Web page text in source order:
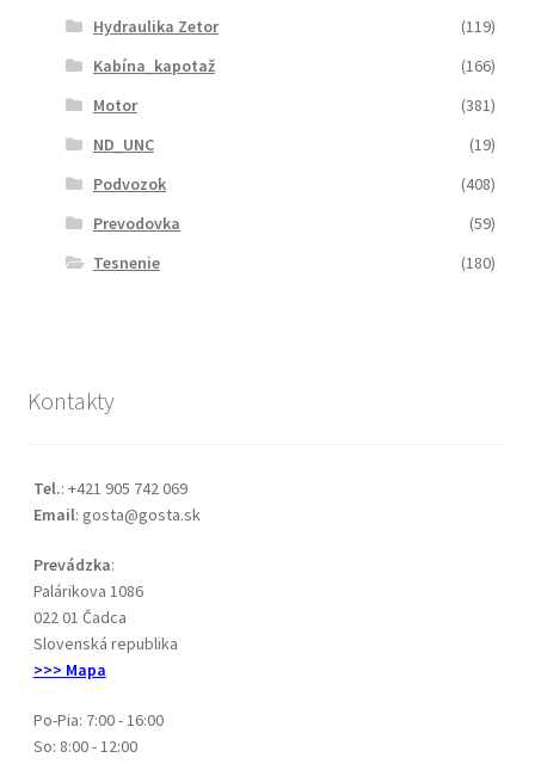
Hydraulika Zetor
(119)
Kabína_kapotaž
(166)
Motor
(381)
ND_UNC
(19)
Podvozok
(408)
Prevodovka
(59)
Tesnenie
(180)
Kontakty
Tel.: +421 905 742 069
Email: gosta@gosta.sk
Prevádzka:
Palárikova 1086
022 01 Čadca
Slovenská republika
>>> Mapa
Po-Pia: 7:00 - 16:00
So: 8:00 - 12:00